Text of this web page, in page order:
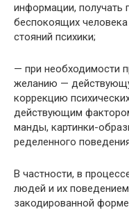
информации, получать
беспокоящих
стояний психики;
— при необходимости
желанию —
коррекцию
действующим
манды, картинки-
ределенного
В частности, в
людей и их
закодированной